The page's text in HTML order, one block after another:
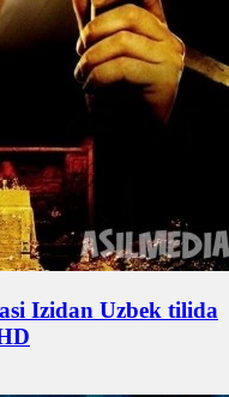
Izidan Uzbek tilida